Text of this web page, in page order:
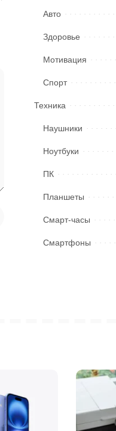
Авто
Здоровье
Мотивация
Спорт
Техника
Наушники
Ноутбуки
ПК
Планшеты
Смарт-часы
Смартфоны